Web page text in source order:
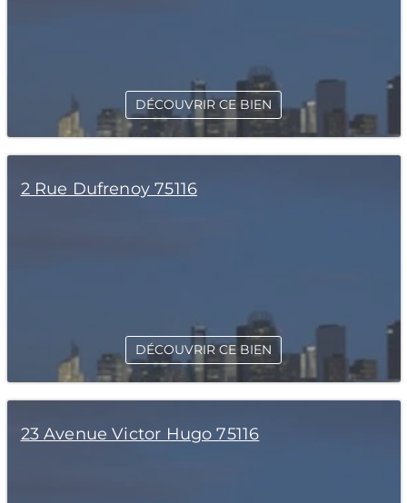
DÉCOUVRIR CE BIEN
2 Rue Dufrenoy 75116
DÉCOUVRIR CE BIEN
23 Avenue Victor Hugo 75116